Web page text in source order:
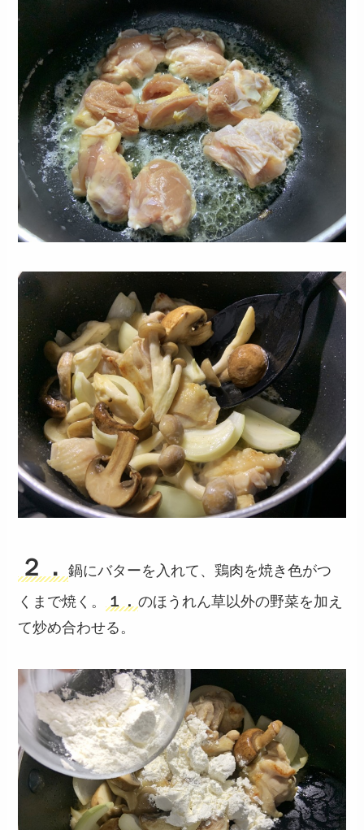
２．
鍋にバターを入れて、鶏肉を焼き色がつ
くまで焼く。
１． のほうれん草以外の野菜を加え
て炒め合わせる。